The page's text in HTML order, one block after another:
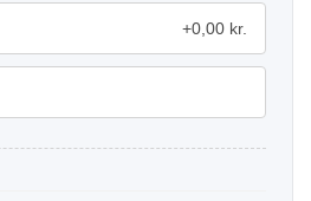
+0,00 kr.